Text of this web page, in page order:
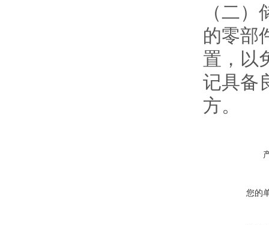
（二
的零部
置，以
记具备
方。
您的